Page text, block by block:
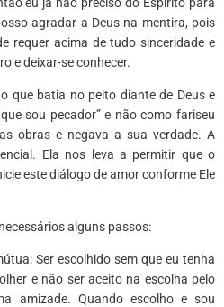
agradar a Deus na mentira, pois
requer acima de tudo sinceridade e
e deixar-se conhecer.
que batia no peito diante de Deus e
sou pecador” e não como fariseu
obras e negava a sua verdade. A
Ela nos leva a permitir que o
este diálogo de amor conforme Ele
alguns passos:
Ser escolhido sem que eu tenha
e não ser aceito na escolha pelo
amizade. Quando escolho e sou